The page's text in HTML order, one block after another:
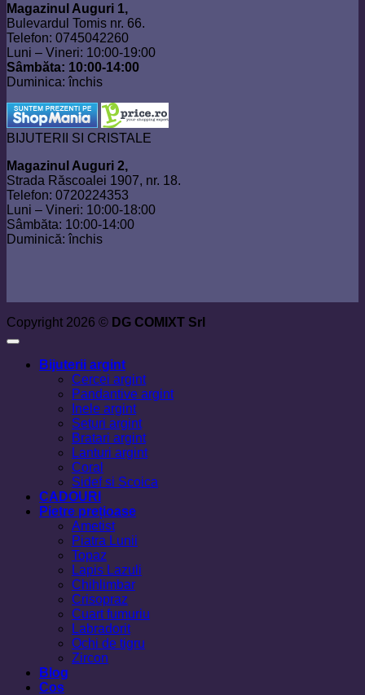
Magazinul Auguri 1,
Bulevardul Tomis nr. 66.
Telefon: 0745042260
Luni – Vineri: 10:00-19:00
Sâmbăta: 10:00-14:00
Duminica: închis
BIJUTERII SI CRISTALE
Magazinul Auguri 2,
Strada Răscoalei 1907, nr. 18.
Telefon: 0720224353
Luni – Vineri: 10:00-18:00
Sâmbăta: 10:00-14:00
Duminică: închis
Copyright 2026 © DG COMIXT Srl
Bijuterii argint
Cercei argint
Pandantive argint
Inele argint
Seturi argint
Bratari argint
Lanturi argint
Coral
Sidef si Scoica
CADOURI
Pietre prețioase
Ametist
Piatra Lunii
Topaz
Lapis Lazuli
Chihlimbar
Crisopraz
Cuart fumuriu
Labradorit
Ochi de tigru
Zircon
Blog
Cos